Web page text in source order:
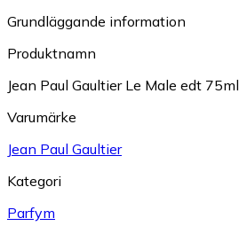
Grundläggande information
Produktnamn
Jean Paul Gaultier Le Male edt 75ml
Varumärke
Jean Paul Gaultier
Kategori
Parfym